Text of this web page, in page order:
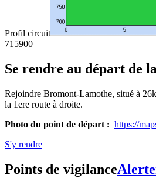
Profil circuit
715900
Se rendre au départ de
Rejoindre Bromont-Lamothe, situé à
la 1ere route à droite.
Photo du point de départ : https://
S'y rendre
Points de vigilance